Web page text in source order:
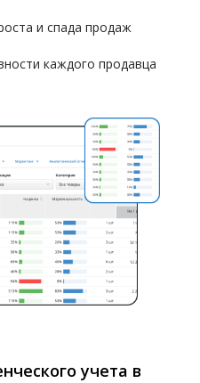
и спада продаж
каждого продавца
учета в